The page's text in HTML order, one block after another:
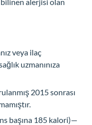
alerjisi olan
veya ilaç
uzmanınıza
2015 sonrası
başına 185 kalori)—